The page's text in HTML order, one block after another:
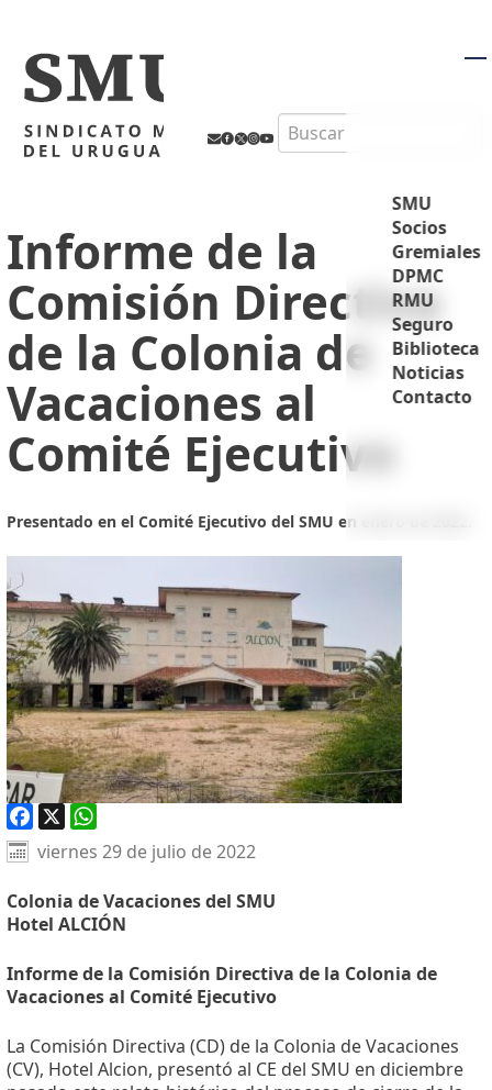
Search
SMU
Socios
Gremiales
DPMC
RMU
Seguro
Biblioteca
Noticias
Contacto
Informe de la
Comisión Directiva
de la Colonia de
Vacaciones al
Comité Ejecutivo
Presentado en el Comité Ejecutivo del SMU en enero de 2022.
Facebook
X WhatsApp
viernes 29 de julio de 2022
Colonia de Vacaciones del SMU
Hotel ALCIÓN
Informe de la Comisión Directiva de la Colonia de
Vacaciones al Comité Ejecutivo
La Comisión Directiva (CD) de la Colonia de Vacaciones
(CV), Hotel Alcion, presentó al CE del SMU en diciembre